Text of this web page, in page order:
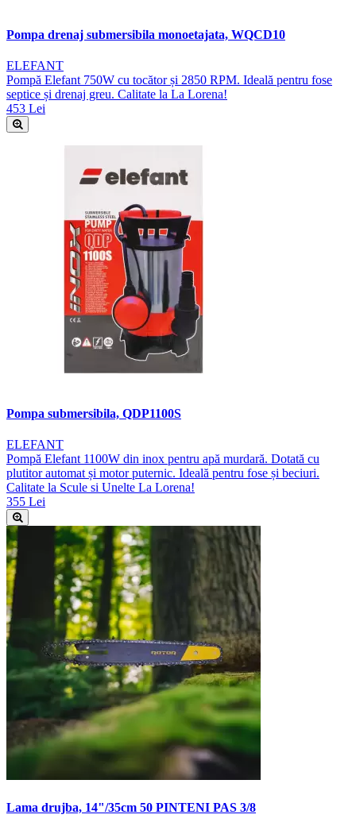
Pompa drenaj submersibila monoetajata, WQCD10
ELEFANT
Pompă Elefant 750W cu tocător și 2850 RPM. Ideală pentru fose
septice și drenaj greu. Calitate la La Lorena!
453 Lei
Pompa submersibila, QDP1100S
ELEFANT
Pompă Elefant 1100W din inox pentru apă murdară. Dotată cu
plutitor automat și motor puternic. Ideală pentru fose și beciuri.
Calitate la Scule si Unelte La Lorena!
355 Lei
Lama drujba, 14"/35cm 50 PINTENI PAS 3/8